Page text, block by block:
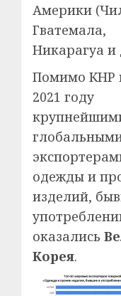
Америки
Гватемала,
Никарагуа и
Помимо КНР
2021 году
одежды и
изделий,
оказались
Корея.